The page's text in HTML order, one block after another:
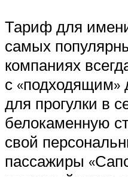
Тариф для
самых
компаниях
с
для прогулки в
белокаменную
свой
пассажиры